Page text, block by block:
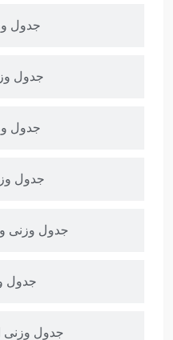
جدول
جدول
جدول
جدول
جدول وزنی
جدول
جدول وزنی